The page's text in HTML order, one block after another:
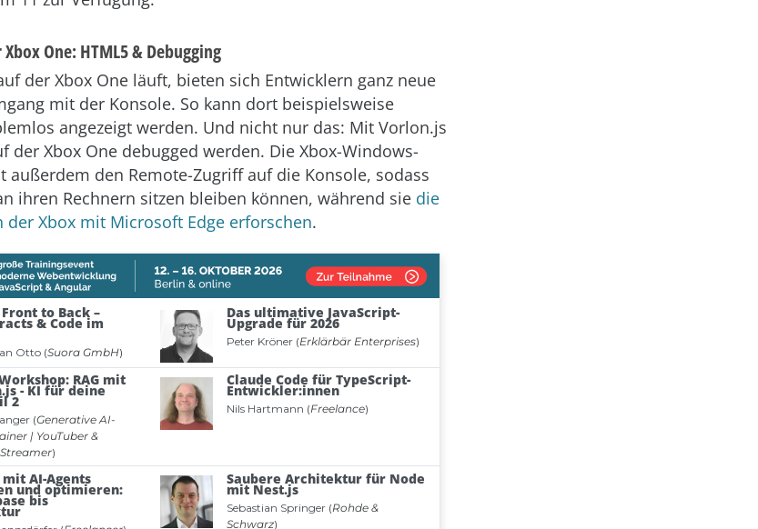
One: HTML5 & Debugging
der Xbox One läuft, bieten sich Entwicklern ganz neue
mit der Konsole. So kann dort beispielsweise
angezeigt werden. Und nicht nur das: Mit Vorlon.js
der Xbox One debugged werden. Die Xbox-Windows-
außerdem den Remote-Zugriff auf die Konsole, sodass
ihren Rechnern sitzen bleiben können, während sie die
der Xbox mit Microsoft Edge erforschen.